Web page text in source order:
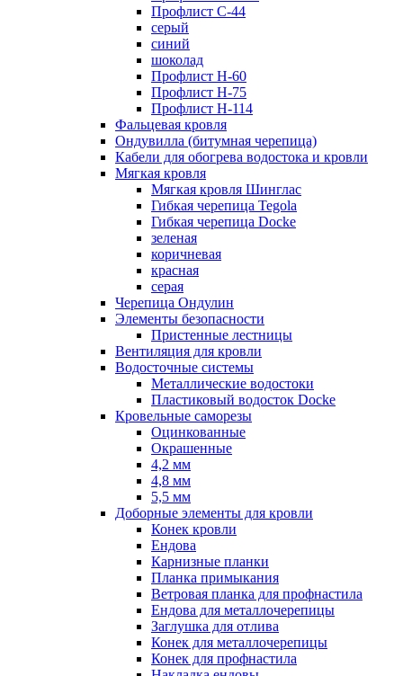
Профлист С-44
серый
синий
шоколад
Профлист Н-60
Профлист Н-75
Профлист H-114
Фальцевая кровля
Ондувилла (битумная черепица)
Кабели для обогрева водостока и кровли
Мягкая кровля
Мягкая кровля Шинглас
Гибкая черепица Tegola
Гибкая черепица Docke
зеленая
коричневая
красная
серая
Черепица Ондулин
Элементы безопасности
Пристенные лестницы
Вентиляция для кровли
Водосточные системы
Металлические водостоки
Пластиковый водосток Docke
Кровельные саморезы
Оцинкованные
Окрашенные
4,2 мм
4,8 мм
5,5 мм
Доборные элементы для кровли
Конек кровли
Ендова
Карнизные планки
Планка примыкания
Ветровая планка для профнастила
Ендова для металлочерепицы
Заглушка для отлива
Конек для металлочерепицы
Конек для профнастила